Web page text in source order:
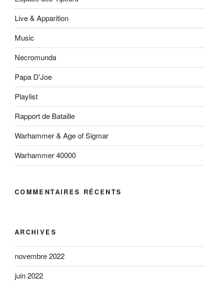
Live & Apparition
Music
Necromunda
Papa D'Joe
Playlist
Rapport de Bataille
Warhammer & Age of Sigmar
Warhammer 40000
COMMENTAIRES RÉCENTS
ARCHIVES
novembre 2022
juin 2022